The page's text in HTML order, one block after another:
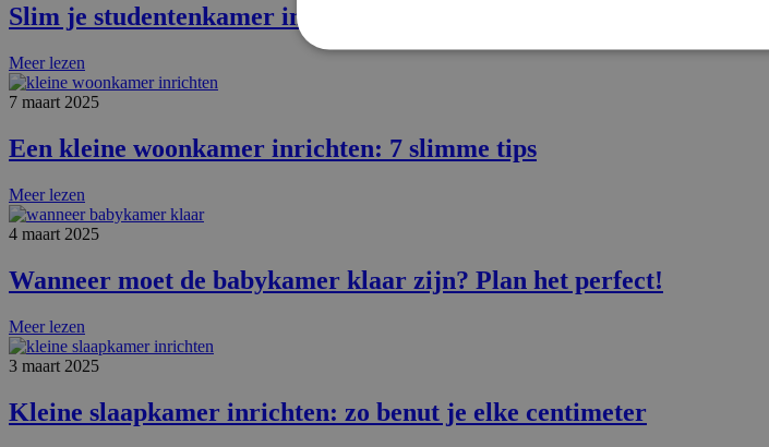
Slim je studentenkamer inrichten: zo doe je dat
Meer lezen
7 maart 2025
Een kleine woonkamer inrichten: 7 slimme tips
Meer lezen
4 maart 2025
Wanneer moet de babykamer klaar zijn? Plan het perfect!
Meer lezen
3 maart 2025
Kleine slaapkamer inrichten: zo benut je elke centimeter